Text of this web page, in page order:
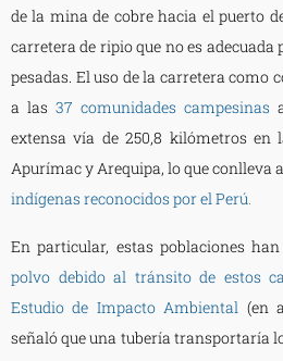
de la mina de cobre hacia el puerto
carretera de ripio que no es
pesadas. El uso de la carretera como
a las 37 comunidades campesinas
extensa vía de 250,8 kilómetros en
Apurímac y Arequipa, lo que conlleva
indígenas reconocidos por el Perú.
En particular, estas poblaciones
polvo debido al tránsito de estos
Estudio de Impacto Ambiental (en
señaló que una tubería transportaría